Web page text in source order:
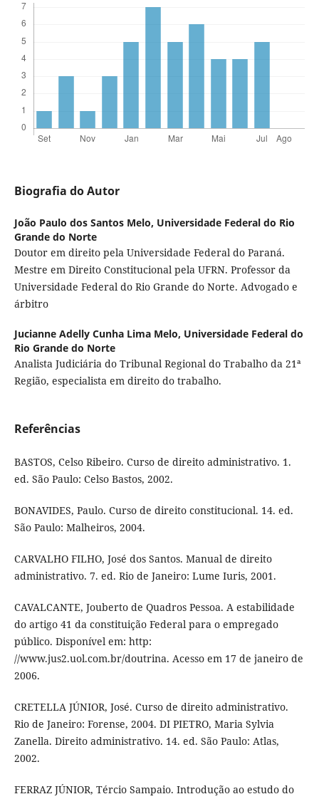
Biografia do Autor
João Paulo dos Santos Melo, Universidade Federal do Rio
Grande do Norte
Doutor em direito pela Universidade Federal do Paraná.
Mestre em Direito Constitucional pela UFRN. Professor da
Universidade Federal do Rio Grande do Norte. Advogado e
árbitro
Jucianne Adelly Cunha Lima Melo, Universidade Federal do
Rio Grande do Norte
Analista Judiciária do Tribunal Regional do Trabalho da 21ª
Região, especialista em direito do trabalho.
Referências
BASTOS, Celso Ribeiro. Curso de direito administrativo. 1.
ed. São Paulo: Celso Bastos, 2002.
BONAVIDES, Paulo. Curso de direito constitucional. 14. ed.
São Paulo: Malheiros, 2004.
CARVALHO FILHO, José dos Santos. Manual de direito
administrativo. 7. ed. Rio de Janeiro: Lume Iuris, 2001.
CAVALCANTE, Jouberto de Quadros Pessoa. A estabilidade
do artigo 41 da constituição Federal para o empregado
público. Disponível em: http:
//www.jus2.uol.com.br/doutrina. Acesso em 17 de janeiro de
2006.
CRETELLA JÚNIOR, José. Curso de direito administrativo.
Rio de Janeiro: Forense, 2004. DI PIETRO, Maria Sylvia
Zanella. Direito administrativo. 14. ed. São Paulo: Atlas,
2002.
FERRAZ JÚNIOR, Tércio Sampaio. Introdução ao estudo do